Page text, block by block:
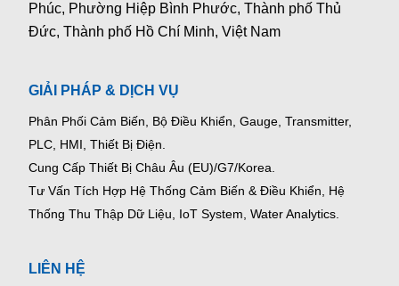
Phúc, Phường Hiệp Bình Phước, Thành phố Thủ
Đức, Thành phố Hồ Chí Minh, Việt Nam
GIẢI PHÁP & DỊCH VỤ
Phân Phối Cảm Biến, Bộ Điều Khiển, Gauge, Transmitter,
PLC, HMI, Thiết Bị Điện.
Cung Cấp Thiết Bị Châu Âu (EU)/G7/Korea.
Tư Vấn Tích Hợp Hệ Thống Cảm Biến & Điều Khiển, Hệ
Thống Thu Thập Dữ Liệu, IoT System, Water Analytics.
LIÊN HỆ